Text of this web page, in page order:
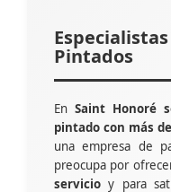
Pintados
En Saint Honoré
pintado con más
una empresa de
preocupa por
servicio y para